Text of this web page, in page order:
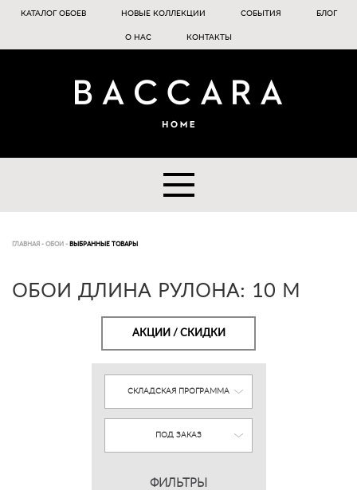
КАТАЛОГ ОБОЕВ НОВЫЕ КОЛЛЕКЦИИ СОБЫТИЯ БЛОГ
О НАС КОНТАКТЫ
ГЛАВНАЯ - ОБОИ - ВЫБРАННЫЕ ТОВАРЫ
ОБОИ ДЛИНА РУЛОНА: 10 М
АКЦИИ / СКИДКИ
СКЛАДСКАЯ ПРОГРАММА
ПОД ЗАКАЗ
ФИЛЬТРЫ